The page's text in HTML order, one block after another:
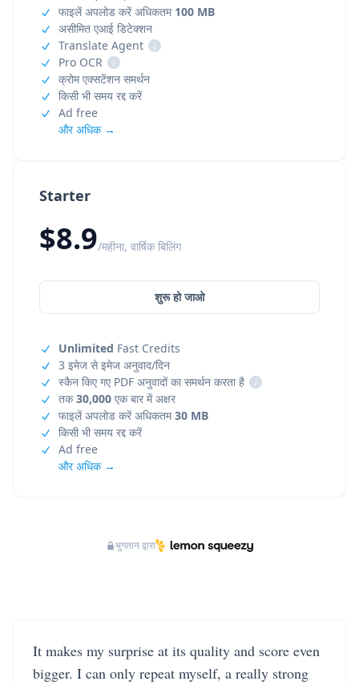
Starter
$8.9/महीना, वार्षिक बिलिंग
शुरू हो जाओ
Unlimited Fast Credits
3 इमेज से इमेज अनुवाद/दिन
स्कैन किए गए PDF अनुवादों का समर्थन करता है
i
तक30,000 एक बार में अक्षर
फाइलें अपलोड करें अधिकतम30 MB
किसी भी समय रद्द करें
Ad free
और अधिक →
फाइलें अपलोड करें अधिकतम 100 MB
असीमित एआई डिटेक्शन
Translate Agent
i
Pro OCR
i
क्रोम एक्सटेंशन समर्थन
किसी भी समय रद्द करें
Ad free
और अधिक →
भुगतान द्वारा
It makes my surprise at its quality and score even
bigger. I can only repeat myself, a really strong